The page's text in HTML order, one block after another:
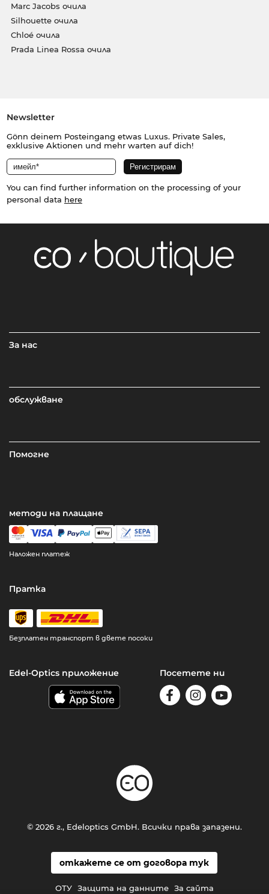
Marc Jacobs очила
Silhouette очила
Chloé очила
Prada Linea Rossa очила
Newsletter
Gönn deinem Posteingang etwas Luxus. Private Sales,
exklusive Aktionen und mehr warten auf dich!
You can find further information on the processing of your
personal data here
За нас
обслужване
Помогне
методи на плащане
Наложен платеж
Пратка
Безплатен транспорт в двете посоки
Edel-Optics приложение Посетете ни
откажете се от договора тук
ОТУ Защита на данните За сайта
© 2026 г., Edeloptics GmbH. Всички права запазени.